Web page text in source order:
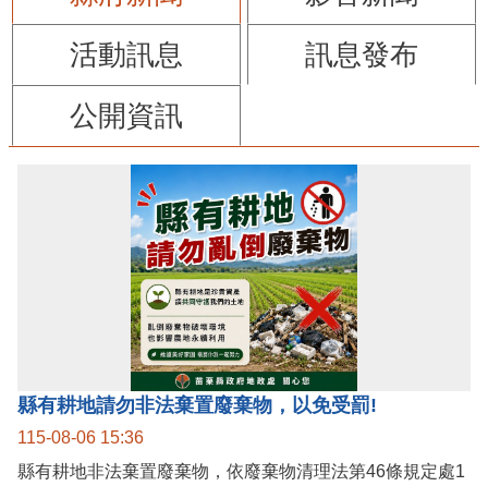
活動訊息
訊息發布
公開資訊
縣有耕地請勿非法棄置廢棄物，以免受罰!
115-08-06 15:36
縣有耕地非法棄置廢棄物，依廢棄物清理法第46條規定處1